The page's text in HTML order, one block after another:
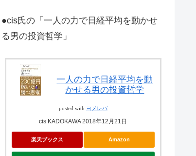
●cis氏の「一人の力で日経平均を動かせ
る男の投資哲学」
一人の力で日経平均を動
かせる男の投資哲学
posted with ヨメレバ
cis KADOKAWA 2018年12月21日
楽天ブックス Amazon